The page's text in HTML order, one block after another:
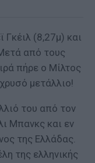
Γκέιλ (8,27μ) και
από τους
πήρε ο Μίλτος
μετάλλιο!
του από τον
Μπανκς και εν
της Ελλάδας.
της ελληνικής